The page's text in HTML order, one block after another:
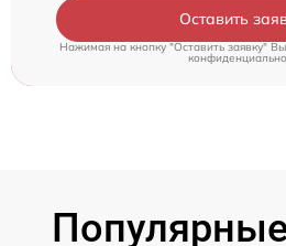
Оставить
Нажимая на кнопку "Оставить заявку"